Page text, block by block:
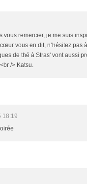
vous remercier, je me suis
vous en dit, n’hésitez pas
de thé à Stras' vont aussi
/> Katsu.
18:19